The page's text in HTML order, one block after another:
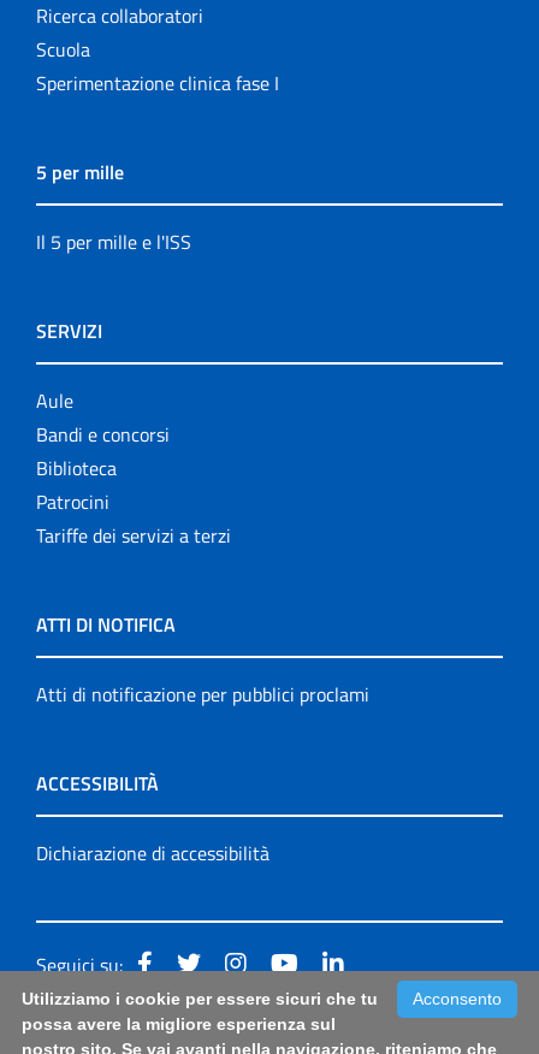
Ricerca collaboratori
Scuola
Sperimentazione clinica fase I
5 per mille
Il 5 per mille e l'ISS
SERVIZI
Aule
Bandi e concorsi
Biblioteca
Patrocini
Tariffe dei servizi a terzi
ATTI DI NOTIFICA
Atti di notificazione per pubblici proclami
ACCESSIBILITÀ
Dichiarazione di accessibilità
Seguici su:
Accessibilità: form di segnalazione di prima istanza per
Acconsento
Utilizziamo i cookie per essere sicuri che tu
possa avere la migliore esperienza sul
nostro sito. Se vai avanti nella navigazione, riteniamo che